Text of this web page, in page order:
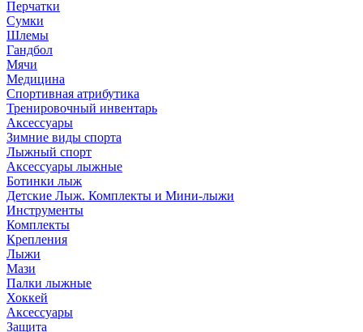
Перчатки
Сумки
Шлемы
Гандбол
Мячи
Медицина
Спортивная атрибутика
Тренировочный инвентарь
Аксессуары
Зимние виды спорта
Лыжный спорт
Аксессуары лыжные
Ботинки лыж
Детские Лыж. Комплекты и Мини-лыжи
Инструменты
Комплекты
Крепления
Лыжи
Мази
Палки лыжные
Хоккей
Аксессуары
Защита